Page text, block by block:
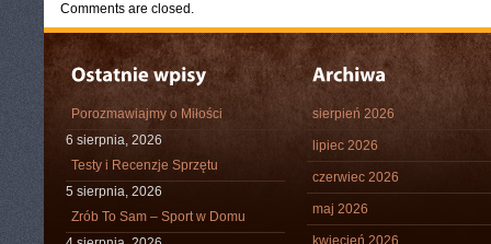
Comments are closed.
Porozmawiajmy o Miłości
6 sierpnia, 2026
Testy i Recenzje Sprzętu
5 sierpnia, 2026
Zrób To Sam – Sport w Domu
sierpień 2026
lipiec 2026
czerwiec 2026
maj 2026
kwiecień 2026